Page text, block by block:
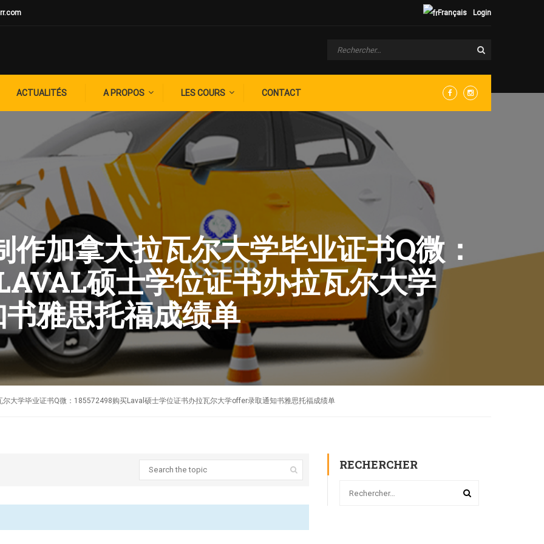
Login
Français
ACTUALITÉS A PROPOS LES COURS CONTACT
加拿大拉瓦尔大学毕业证书Q微：
硕士学位证书办拉瓦尔大学
雅思托福成绩单
大学毕业证书Q微：185572498购买Laval硕士学位证书办拉瓦尔大学offer录取通知书雅思托福成绩单
RECHERCHER